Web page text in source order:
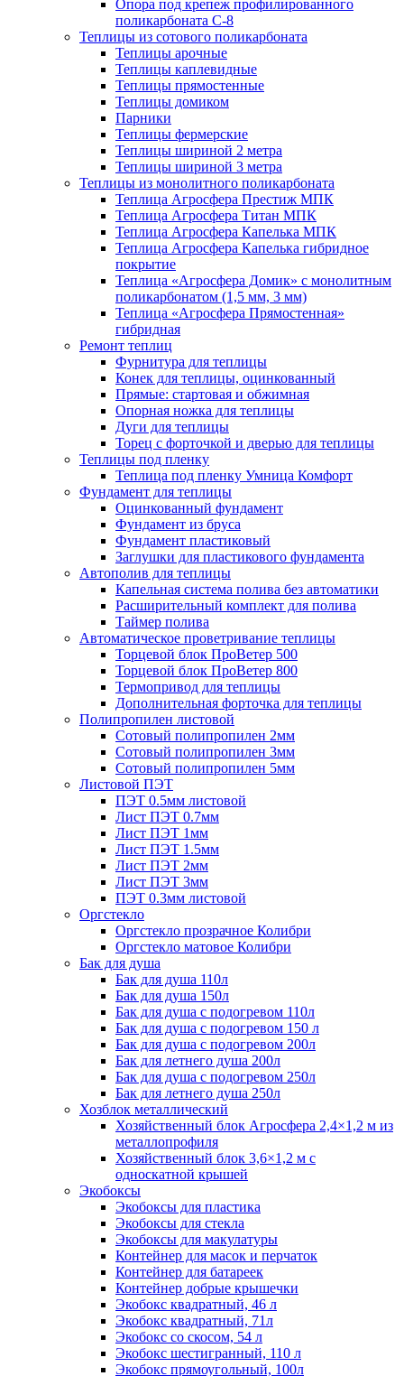
Опора под крепеж профилированного
поликарбоната С-8
Теплицы из сотового поликарбоната
Теплицы арочные
Теплицы каплевидные
Теплицы прямостенные
Теплицы домиком
Парники
Теплицы фермерские
Теплицы шириной 2 метра
Теплицы шириной 3 метра
Теплицы из монолитного поликарбоната
Теплица Агросфера Престиж МПК
Теплица Агросфера Титан МПК
Теплица Агросфера Капелька МПК
Теплица Агросфера Капелька гибридное
покрытие
Теплица «Агросфера Домик» с монолитным
поликарбонатом (1,5 мм, 3 мм)
Теплица «Агросфера Прямостенная»
гибридная
Ремонт теплиц
Фурнитура для теплицы
Конек для теплицы, оцинкованный
Прямые: стартовая и обжимная
Опорная ножка для теплицы
Дуги для теплицы
Торец с форточкой и дверью для теплицы
Теплицы под пленку
Теплица под пленку Умница Комфорт
Фундамент для теплицы
Оцинкованный фундамент
Фундамент из бруса
Фундамент пластиковый
Заглушки для пластикового фундамента
Автополив для теплицы
Капельная система полива без автоматики
Расширительный комплект для полива
Таймер полива
Автоматическое проветривание теплицы
Торцевой блок ПроВетер 500
Торцевой блок ПроВетер 800
Термопривод для теплицы
Дополнительная форточка для теплицы
Полипропилен листовой
Сотовый полипропилен 2мм
Сотовый полипропилен 3мм
Сотовый полипропилен 5мм
Листовой ПЭТ
ПЭТ 0.5мм листовой
Лист ПЭТ 0.7мм
Лист ПЭТ 1мм
Лист ПЭТ 1.5мм
Лист ПЭТ 2мм
Лист ПЭТ 3мм
ПЭТ 0.3мм листовой
Оргстекло
Оргстекло прозрачное Колибри
Оргстекло матовое Колибри
Бак для душа
Бак для душа 110л
Бак для душа 150л
Бак для душа с подогревом 110л
Бак для душа с подогревом 150 л
Бак для душа с подогревом 200л
Бак для летнего душа 200л
Бак для душа с подогревом 250л
Бак для летнего душа 250л
Хозблок металлический
Хозяйственный блок Агросфера 2,4×1,2 м из
металлопрофиля
Хозяйственный блок 3,6×1,2 м с
односкатной крышей
Экобоксы
Экобоксы для пластика
Экобоксы для стекла
Экобоксы для макулатуры
Контейнер для масок и перчаток
Контейнер для батареек
Контейнер добрые крышечки
Экобокс квадратный, 46 л
Экобокс квадратный, 71л
Экобокс со скосом, 54 л
Экобокс шестигранный, 110 л
Экобокс прямоугольный, 100л